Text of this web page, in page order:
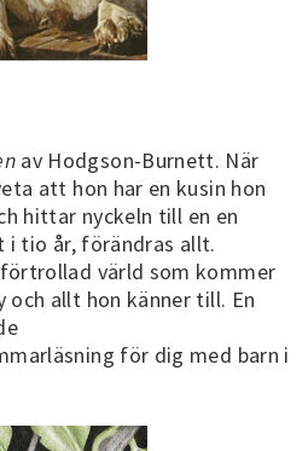
av Hodgson-Burnett. När
att hon har en kusin hon
hittar nyckeln till en en
tio år, förändras allt.
värld som kommer
allt hon känner till. En
för dig med barn i